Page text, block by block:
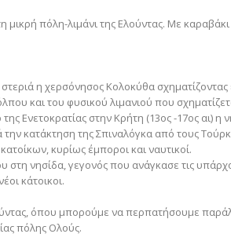
πόλη-λιμάνι της Ελούντας. Με
η χερσόνησος Κολοκύθα
και του φυσικού λιμανιού που
Ενετοκρατίας στην Κρήτη (13ος -17ος αι) η
κατάκτηση της Σπιναλόγκα από τους
κυρίως έμποροι και ναυτικοί.
στη νησίδα, γεγονός που ανάγκασε τις
κάτοικοι.
όπου μπορούμε να περπατήσουμε
πόλης Ολούς.